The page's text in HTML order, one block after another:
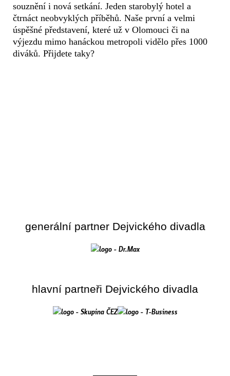
souznění i nová setkání. Jeden starobylý hotel a
čtrnáct neobvyklých příběhů. Naše první a velmi
úspěšné představení, které už v Olomouci či na
výjezdu mimo hanáckou metropoli vidělo přes 1000
diváků. Přijdete taky?
generální partner Dejvického divadla
hlavní partneři Dejvického divadla